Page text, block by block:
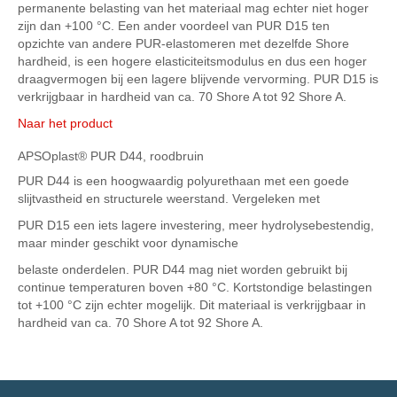
permanente belasting van het materiaal mag echter niet hoger
zijn dan +100 °C. Een ander voordeel van PUR D15 ten
opzichte van andere PUR-elastomeren met dezelfde Shore
hardheid, is een hogere elasticiteitsmodulus en dus een hoger
draagvermogen bij een lagere blijvende vervorming. PUR D15 is
verkrijgbaar in hardheid van ca. 70 Shore A tot 92 Shore A.
Naar het product
APSOplast® PUR D44, roodbruin
PUR D44 is een hoogwaardig polyurethaan met een goede
slijtvastheid en structurele weerstand. Vergeleken met
PUR D15 een iets lagere investering, meer hydrolysebestendig,
maar minder geschikt voor dynamische
belaste onderdelen. PUR D44 mag niet worden gebruikt bij
continue temperaturen boven +80 °C. Kortstondige belastingen
tot +100 °C zijn echter mogelijk. Dit materiaal is verkrijgbaar in
hardheid van ca. 70 Shore A tot 92 Shore A.